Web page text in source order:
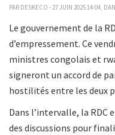
PAR DESKECO - 27 JUIN 2025 14:04,
Le gouvernement de la
d’empressement. Ce
ministres congolais et
signeront un accord de
hostilités entre les deux
Dans l’intervalle, la
des discussions pour